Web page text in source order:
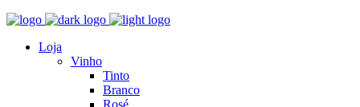
Loja
Vinho
Tinto
Branco
Rosé